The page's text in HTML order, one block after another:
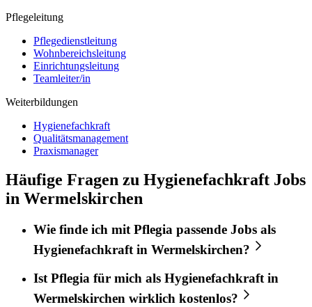
Pflegeleitung
Pflegedienstleitung
Wohnbereichsleitung
Einrichtungsleitung
Teamleiter/in
Weiterbildungen
Hygienefachkraft
Qualitätsmanagement
Praxismanager
Häufige Fragen zu Hygienefachkraft Jobs
in Wermelskirchen
Wie finde ich mitPflegia passende Jobs als
Hygienefachkraftin Wermelskirchen?
Ist Pflegia für mich als Hygienefachkraft in
Wermelskirchen wirklich kostenlos?